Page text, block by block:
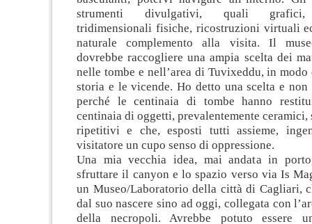
strumenti divulgativi, quali grafici,
tridimensionali fisiche, ricostruzioni virtuali
naturale complemento alla visita. Il
dovrebbe raccogliere una ampia scelta dei
nelle tombe e nell’area di Tuvixeddu, in
storia e le vicende. Ho detto una scelta e
perché le centinaia di tombe hanno
centinaia di oggetti, prevalentemente ceramici,
ripetitivi e che, esposti tutti assieme,
visitatore un cupo senso di oppressione.
Una mia vecchia idea, mai andata in
sfruttare il canyon e lo spazio verso via Is
un Museo/Laboratorio della città di Cagliari,
dal suo nascere sino ad oggi, collegata con
della necropoli. Avrebbe potuto essere